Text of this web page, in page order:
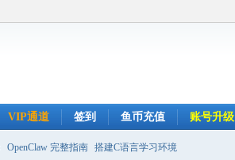
VIP通道 签到 鱼币充值 账号升级
OpenClaw 完整指南 搭建C语言学习环境